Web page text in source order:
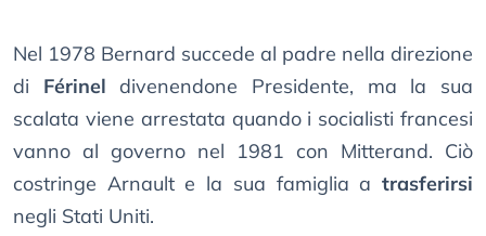
Nel 1978 Bernard succede al padre nella direzione
di Férinel divenendone Presidente, ma la sua
scalata viene arrestata quando i socialisti francesi
vanno al governo nel 1981 con Mitterand. Ciò
costringe Arnault e la sua famiglia a trasferirsi
negli Stati Uniti.